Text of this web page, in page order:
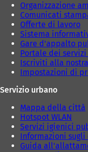
Organizzazione
Comunicati
Offerte di lavoro
Sistema
Gare d'appalto
Portale dei
Iscriviti alla
Impostazioni di
Servizio urbano
Mappa della città
Hotspot WLAN
Servizi igienici
Informazioni sugli
Guida